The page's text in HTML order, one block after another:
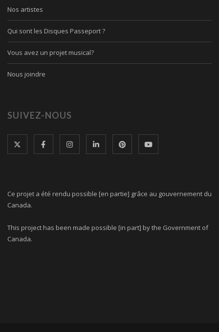
Nos artistes
Qui sont les Disques Passeport ?
Vous avez un projet musical?
Nous joindre
SUIVEZ-NOUS
Ce projet a été rendu possible [en partie] grâce au gouvernement du
Canada.
This project has been made possible [in part] by the Government of
Canada.